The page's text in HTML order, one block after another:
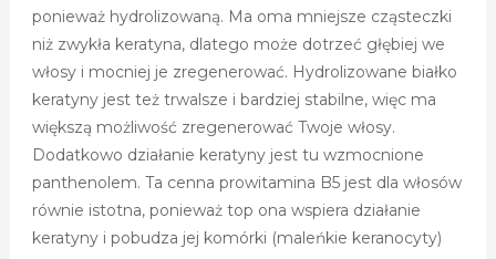
ponieważ hydrolizowaną. Ma oma mniejsze cząsteczki
niż zwykła keratyna, dlatego może dotrzeć głębiej we
włosy i mocniej je zregenerować. Hydrolizowane białko
keratyny jest też trwalsze i bardziej stabilne, więc ma
większą możliwość zregenerować Twoje włosy.
Dodatkowo działanie keratyny jest tu wzmocnione
panthenolem. Ta cenna prowitamina B5 jest dla włosów
równie istotna, ponieważ top ona wspiera działanie
keratyny i pobudza jej komórki (maleńkie keranocyty)